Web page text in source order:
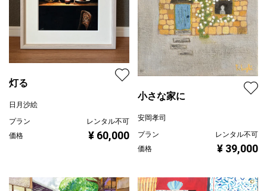
灯る
日月沙絵
プラン
レンタル不可
価格
¥ 60,000
小さな家に
安岡孝司
プラン
レンタル不可
価格
¥ 39,000